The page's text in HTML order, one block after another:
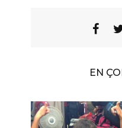
EN